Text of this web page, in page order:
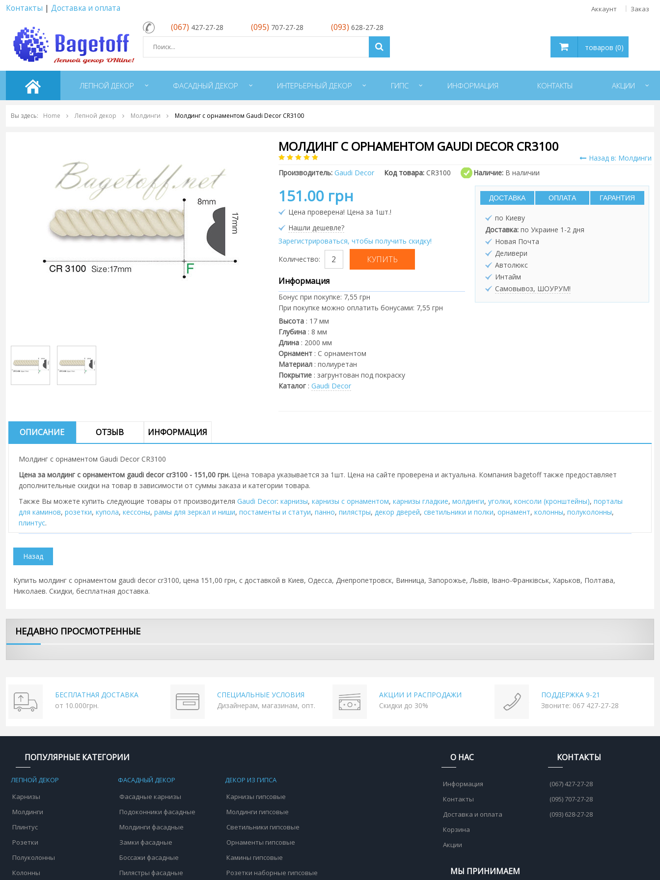
Контакты | Доставка и оплата Аккаунт Заказ
(067) 427-27-28 (095) 707-27-28 (093) 628-27-28
товаров (0)
ЛЕПНОЙ ДЕКОР ФАСАДНЫЙ ДЕКОР ИНТЕРЬЕРНЫЙ ДЕКОР ГИПС ИНФОРМАЦИЯ КОНТАКТЫ АКЦИИ
Вы здесь: Home Лепной декор Молдинги Молдинг с орнаментом Gaudi Decor CR3100
МОЛДИНГ С ОРНАМЕНТОМ GAUDI DECOR CR3100
Назад в: Молдинги
Производитель: Gaudi Decor Код товара: CR3100 Наличие: В наличии
151.00 грн
Цена проверена! Цена за 1шт.!
Нашли дешевле?
Зарегистрироваться, чтобы получить скидку!
Количество:
Информация
Бонус при покупке: 7,55 грн
При покупке можно оплатить бонусами: 7,55 грн
Высота: 17 мм
Глубина: 8 мм
Длина: 2000 мм
Орнамент: С орнаментом
Материал: полиуретан
Покрытие: загрунтован под покраску
Каталог: Gaudi Decor
ДОСТАВКА ОПЛАТА ГАРАНТИЯ
по Киеву
Доставка: по Украине 1-2 дня
Новая Почта
Деливери
Автолюкс
Интайм
Самовывоз, ШОУРУМ!
ОПИСАНИЕ ОТЗЫВ ИНФОРМАЦИЯ
Молдинг с орнаментом Gaudi Decor CR3100
Цена за молдинг с орнаментом gaudi decor cr3100 - 151,00 грн. Цена товара указывается за 1шт. Цена на сайте проверена и актуальна. Компания bagetoff также предоставляет
дополнительные скидки на товар в зависимости от суммы заказа и категории товара.
Также Вы можете купить следующие товары от производителя Gaudi Decor: карнизы, карнизы с орнаментом, карнизы гладкие, молдинги, уголки, консоли (кронштейны), порталы
для каминов, розетки, купола, кессоны, рамы для зеркал и ниши, постаменты и статуи, панно, пилястры, декор дверей, cветильники и полки, орнамент, колонны, полуколонны,
плинтус.
Купить молдинг с орнаментом gaudi decor cr3100, цена 151,00 грн, с доставкой в Киев, Одесса, Днепропетровск, Винница, Запорожье, Львів, Івано-Франківськ, Харьков, Полтава,
Николаев. Скидки, бесплатная доставка.
НЕДАВНО ПРОСМОТРЕННЫЕ
БЕСПЛАТНАЯ ДОСТАВКА
от 10.000грн.
СПЕЦИАЛЬНЫЕ УСЛОВИЯ
Дизайнерам, магазинам, опт.
АКЦИИ И РАСПРОДАЖИ
Скидки до 30%
ПОДДЕРЖКА 9-21
Звоните: 067 427-27-28
ПОПУЛЯРНЫЕ КАТЕГОРИИ
ЛЕПНОЙ ДЕКОР
Карнизы
Молдинги
Плинтус
Розетки
Полуколонны
Колонны
ФАСАДНЫЙ ДЕКОР
Фасадные карнизы
Подоконники фасадные
Молдинги фасадные
Замки фасадные
Боссажи фасадные
Пилястры фасадные
ДЕКОР ИЗ ГИПСА
Карнизы гипсовые
Молдинги гипсовые
Светильники гипсовые
Орнаменты гипсовые
Камины гипсовые
Розетки наборные гипсовые
О НАС
Информация
Контакты
Доставка и оплата
Корзина
Акции
КОНТАКТЫ
(067) 427-27-28
(095) 707-27-28
(093) 628-27-28
МЫ ПРИНИМАЕМ